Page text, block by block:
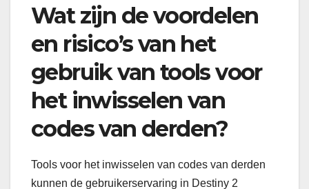
Wat zijn de voordelen
en risico’s van het
gebruik van tools voor
het inwisselen van
codes van derden?
Tools voor het inwisselen van codes van derden
kunnen de gebruikerservaring in Destiny 2